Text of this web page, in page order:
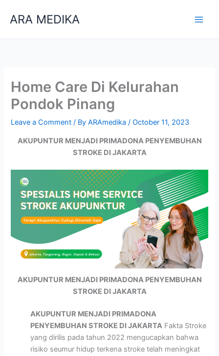
ARA MEDIKA
Home Care Di Kelurahan
Pondok Pinang
Leave a Comment / ByARAmedika/October 11, 2023
AKUPUNTUR MENJADI PRIMADONA PENYEMBUHAN
STROKE DI JAKARTA
AKUPUNTUR MENJADI PRIMADONA PENYEMBUHAN
STROKE DI JAKARTA
AKUPUNTUR MENJADI PRIMADONA
PENYEMBUHAN STROKE DI JAKARTA Fakta Stroke
yang dirilis pada tahun 2022 mengucapkan bahwa
risiko seumur hidup terkena stroke telah meningkat